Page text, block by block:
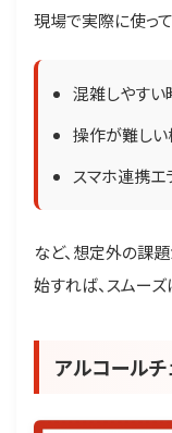
現場で実際に使って
混雑しやすい
操作が難しい
スマホ連携
など、想定外の課
始すれば、スムーズ
アルコール